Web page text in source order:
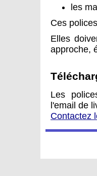
les
Ces
Elles
approche,
Les
l'email de
Contactez